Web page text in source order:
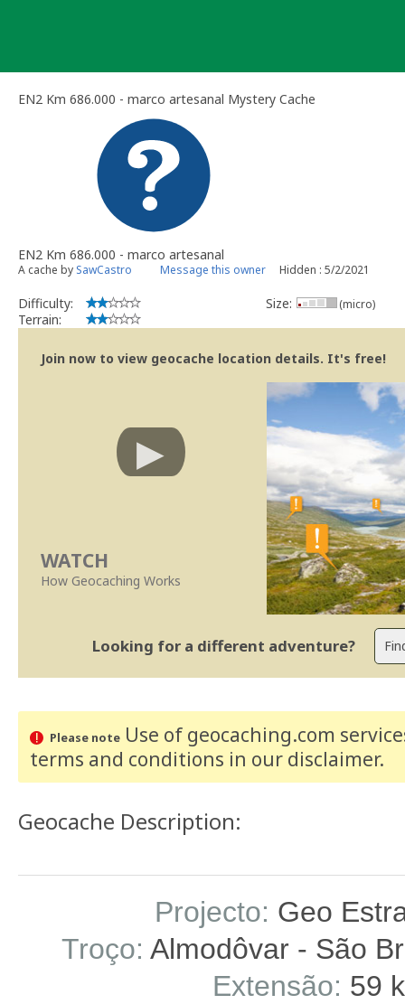
EN2 Km 686.000 - marco artesanal Mystery Cache
EN2 Km 686.000 - marco artesanal
A cache by SawCastro Message this owner Hidden : 5/2/2021
Difficulty:
Terrain:
Size: (micro)
Join now to view geocache location details. It's free!
WATCH
How Geocaching Works
Looking for a different adventure?
Please noteUse of geocaching.com
terms and conditions in our disclaimer.
Geocache Description:
Projecto: Geo
Troço: Almodôvar - São
Extensão: 59